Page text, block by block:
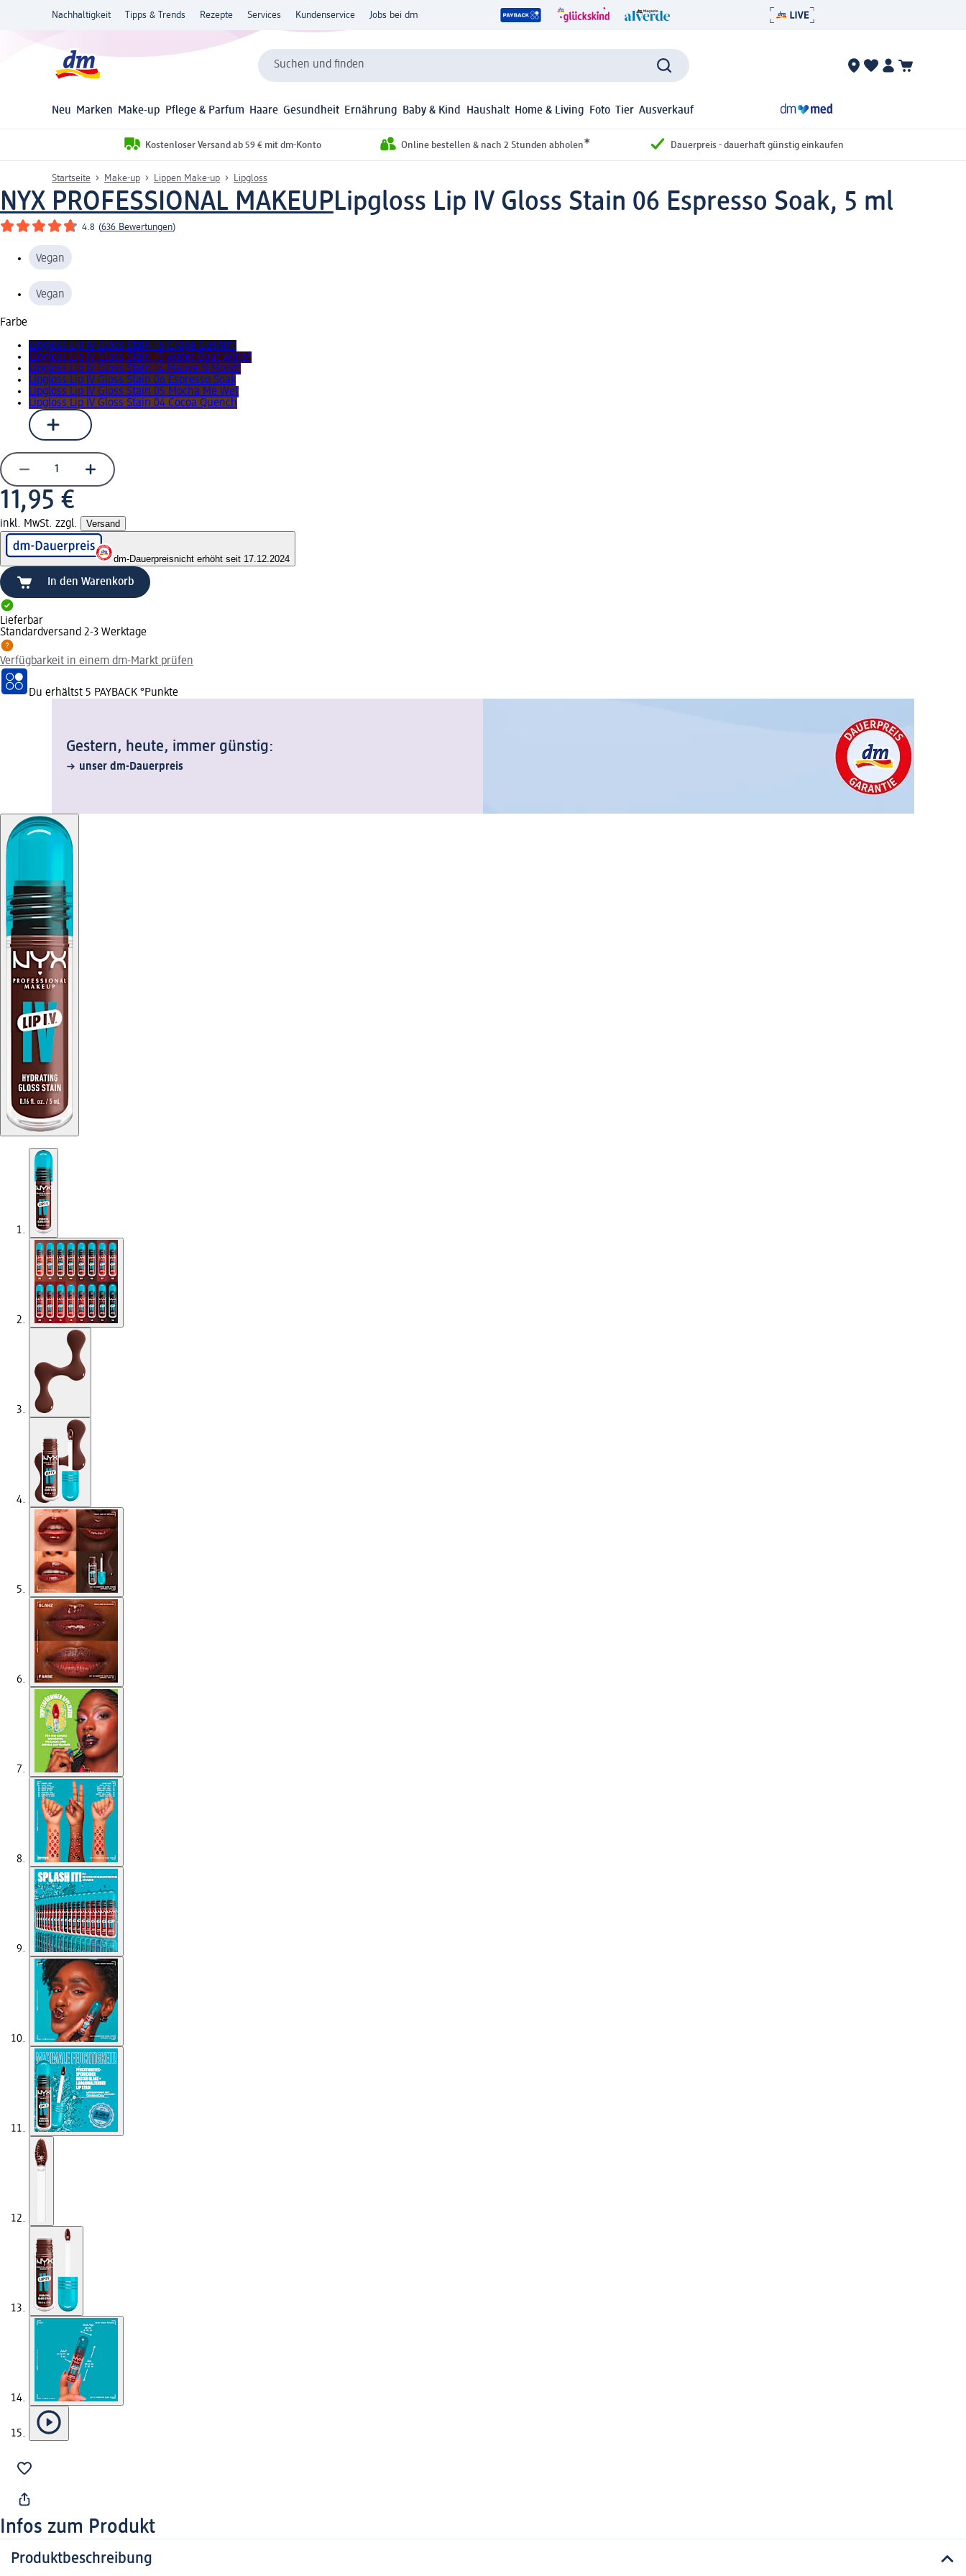
Nachhaltigkeit Tipps & Trends Rezepte Services Kundenservice Jobs bei dm
Suchen und finden
Neu Marken Make-up Pflege & Parfum Haare Gesundheit Ernährung Baby & Kind Haushalt Home & Living Foto Tier Ausverkauf
Kostenloser Versand ab 59 € mit dm-Konto Online bestellen & nach 2 Stunden abholen* Dauerpreis - dauerhaft günstig einkaufen
Startseite Make-up Lippen Make-up Lipgloss
NYX PROFESSIONAL MAKEUPLipgloss Lip IV Gloss Stain 06 Espresso Soak, 5 ml
4.8 (636 Bewertungen)
Vegan
Vegan
Farbe
Lipgloss Lip IV Gloss Stain 16 Grape Gushin'
Lipgloss Lip IV Gloss Stain 15 Water Bout Wine?
Lipgloss Lip IV Gloss Stain 14 Mauve N Moist!
Lipgloss Lip IV Gloss Stain 06 Espresso Soak
Lipgloss Lip IV Gloss Stain 05 Mocha Me Wet
Lipgloss Lip IV Gloss Stain 04 Cocoa Quench
11,95 €
inkl. MwSt. zzgl. Versand
dm-Dauerpreisnicht erhöht seit 17.12.2024
In den Warenkorb
Lieferbar
Standardversand 2-3 Werktage
Verfügbarkeit in einem dm-Markt prüfen
Du erhältst 5 PAYBACK °Punkte
Gestern, heute, immer günstig:
unser dm-Dauerpreis
Infos zum Produkt
Produktbeschreibung